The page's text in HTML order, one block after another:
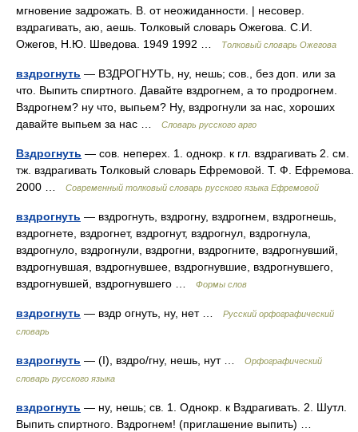
мгновение задрожать. В. от неожиданности. | несовер.
вздрагивать, аю, аешь. Толковый словарь Ожегова. С.И.
Ожегов, Н.Ю. Шведова. 1949 1992 …
Толковый словарь Ожегова
вздрогнуть — ВЗДРОГНУТЬ, ну, нешь; сов., без доп. или за
что. Выпить спиртного. Давайте вздрогнем, а то продрогнем.
Вздрогнем? ну что, выпьем? Ну, вздрогнули за нас, хороших
давайте выпьем за нас …
Словарь русского арго
Вздрогнуть — сов. неперех. 1. однокр. к гл. вздрагивать 2. см.
тж. вздрагивать Толковый словарь Ефремовой. Т. Ф. Ефремова.
2000 …
Современный толковый словарь русского языка Ефремовой
вздрогнуть — вздрогнуть, вздрогну, вздрогнем, вздрогнешь,
вздрогнете, вздрогнет, вздрогнут, вздрогнул, вздрогнула,
вздрогнуло, вздрогнули, вздрогни, вздрогните, вздрогнувший,
вздрогнувшая, вздрогнувшее, вздрогнувшие, вздрогнувшего,
вздрогнувшей, вздрогнувшего …
Формы слов
вздрогнуть — вздр огнуть, ну, нет …
Русский орфографический
словарь
вздрогнуть — (I), вздро/гну, нешь, нут …
Орфографический
словарь русского языка
вздрогнуть — ну, нешь; св. 1. Однокр. к Вздрагивать. 2. Шутл.
Выпить спиртного. Вздрогнем! (приглашение выпить) …